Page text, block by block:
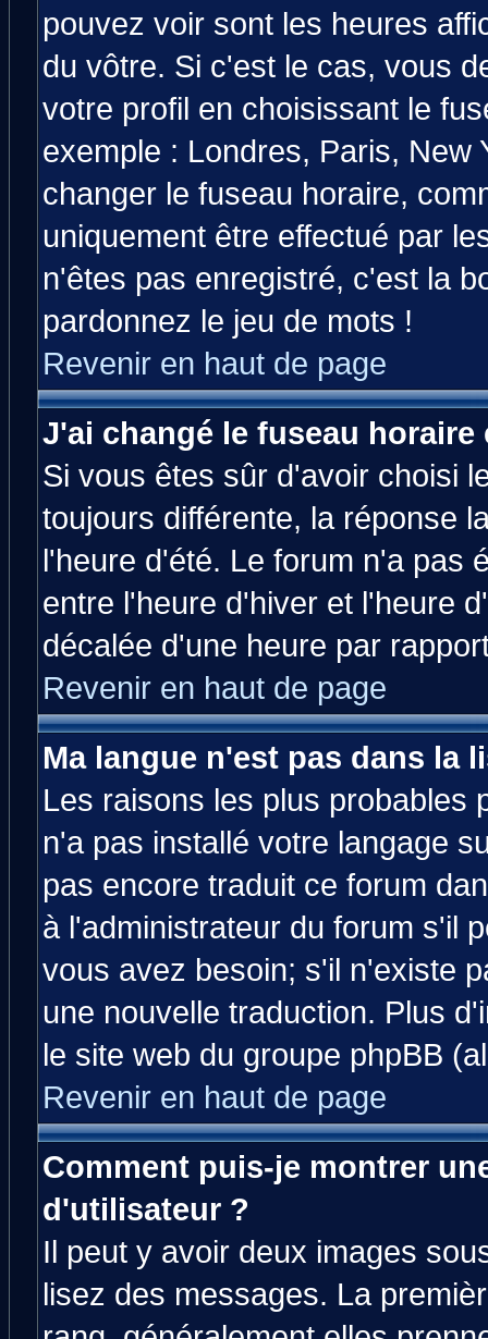
pouvez voir sont les heures
du vôtre. Si c'est le cas, vous
votre profil en choisissant le
exemple : Londres, Paris, New
changer le fuseau horaire,
uniquement être effectué par
n'êtes pas enregistré, c'est la
pardonnez le jeu de mots !
Revenir en haut de page
J'ai changé le fuseau
Si vous êtes sûr d'avoir choisi
toujours différente, la réponse
l'heure d'été. Le forum n'a pas
entre l'heure d'hiver et l'heure
décalée d'une heure par
Revenir en haut de page
Ma langue n'est pas dans la
Les raisons les plus probables
n'a pas installé votre langage
pas encore traduit ce forum
à l'administrateur du forum s'il
vous avez besoin; s'il n'existe
une nouvelle traduction. Plus
le site web du groupe phpBB
Revenir en haut de page
Comment puis-je montrer
d'utilisateur ?
Il peut y avoir deux images
lisez des messages. La